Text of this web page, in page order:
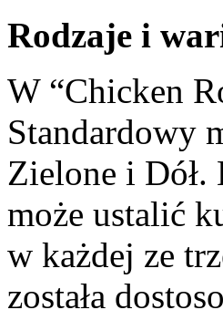
Rodzaje i
W “Chicken
Standardowy
Zielone i Dół.
może ustalić
w każdej ze
została